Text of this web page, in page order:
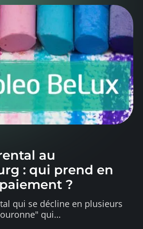
au
: qui prend en
?
qui se décline en plusieurs
qui…